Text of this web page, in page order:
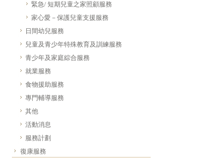
緊急/ 短期兒童之家照顧服務
家心愛－保護兒童支援服務
日間幼兒服務
兒童及青少年特殊教育及訓練服務
青少年及家庭綜合服務
就業服務
食物援助服務
專門輔導服務
其他
活動消息
服務計劃
復康服務